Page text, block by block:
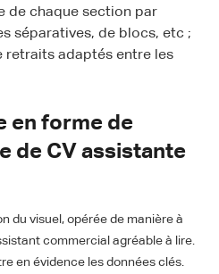
de chaque section par
séparatives, de blocs, etc ;
retraits adaptés entre les
en forme de
de CV assistante
du visuel, opérée de manière à
commercial agréable à lire.
en évidence les données clés.